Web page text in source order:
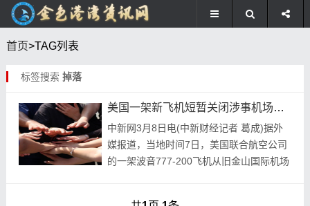
首页>TAG列表
标签搜索 掉落
美国一架新飞机短暂关闭涉事机场一条跑道掉落
中新网3月8日电(中新财经记者 葛成)据外
媒报道，当地时间7日，美国联合航空公司
的一架波音777-200飞机从旧金山国际机场